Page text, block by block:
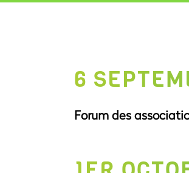
6
Forum des